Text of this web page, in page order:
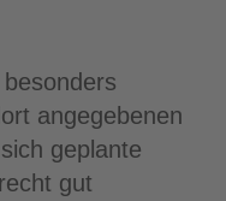
angegebenen
geplante
gut